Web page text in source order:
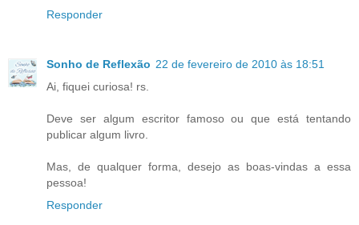
Responder
Sonho de Reflexão 22 de fevereiro de 2010 às 18:51
Ai, fiquei curiosa! rs.
Deve ser algum escritor famoso ou que está tentando
publicar algum livro.
Mas, de qualquer forma, desejo as boas-vindas a essa
pessoa!
Responder